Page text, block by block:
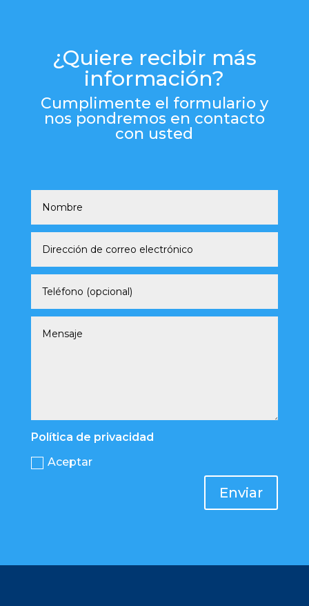
¿Quiere recibir más
información?
Cumplimente el formulario y
nos pondremos en contacto
con usted
Política de privacidad
Aceptar
Enviar